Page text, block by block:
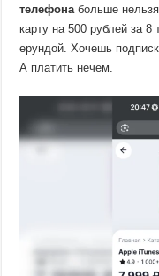
телефона больше
карту на 500 рублей за 8
ерундой. Хочешь
А платить нечем.